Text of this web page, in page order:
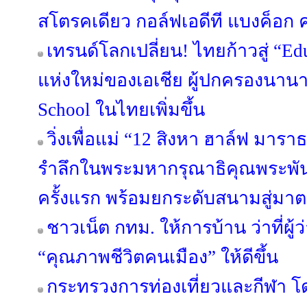
สโตรคเดียว กอล์ฟเอดีที แบงค็อ
เทรนด์โลกเปลี่ยน! ไทยก้าวสู่
แห่งใหม่ของเอเชีย ผู้ปกครองนาน
School ในไทยเพิ่มขึ้น
วิ่งเพื่อแม่ “12 สิงหา ฮาล์ฟ มารา
รำลึกในพระมหากรุณาธิคุณพระพั
ครั้งแรก พร้อมยกระดับสนามสู่มา
ชาวเน็ต กทม. ให้การบ้าน ว่าที่
“คุณภาพชีวิตคนเมือง” ให้ดีขึ้น
กระทรวงการท่องเที่ยวและกีฬา